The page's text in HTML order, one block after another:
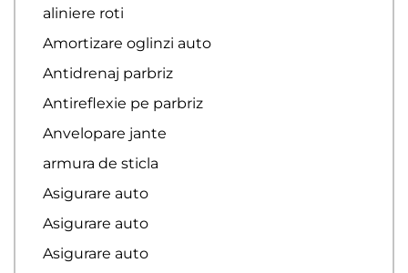
aliniere roti
Amortizare oglinzi auto
Antidrenaj parbriz
Antireflexie pe parbriz
Anvelopare jante
armura de sticla
Asigurare auto
Asigurare auto
Asigurare auto